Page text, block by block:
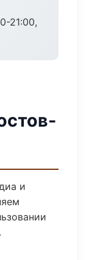
21:00,
и